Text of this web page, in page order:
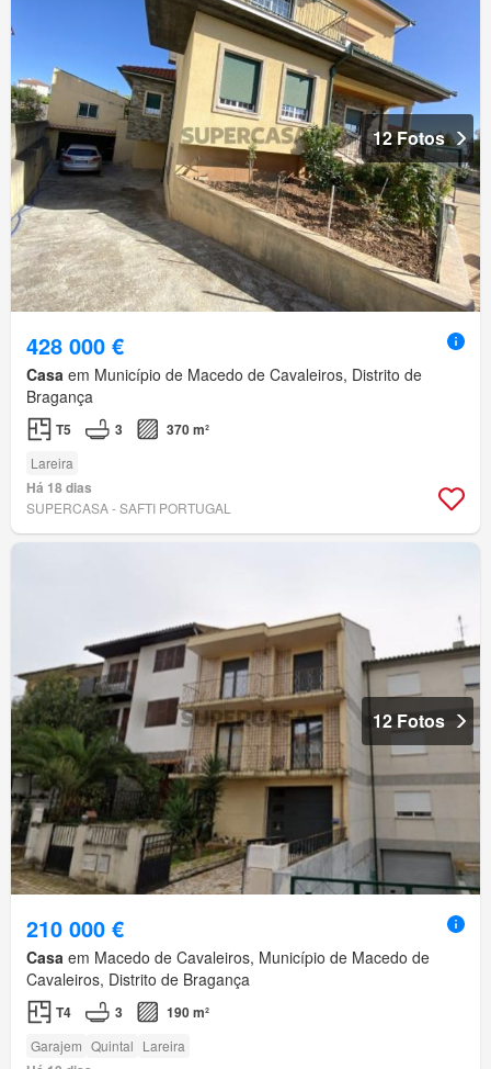
12 Fotos
428 000 €
Casa em Município de Macedo de Cavaleiros, Distrito de
Bragança
T5 3 370 m²
Lareira
Há 18 dias
SUPERCASA - SAFTI PORTUGAL
12 Fotos
210 000 €
Casa em Macedo de Cavaleiros, Município de Macedo de
Cavaleiros, Distrito de Bragança
T4 3 190 m²
Garajem Quintal Lareira